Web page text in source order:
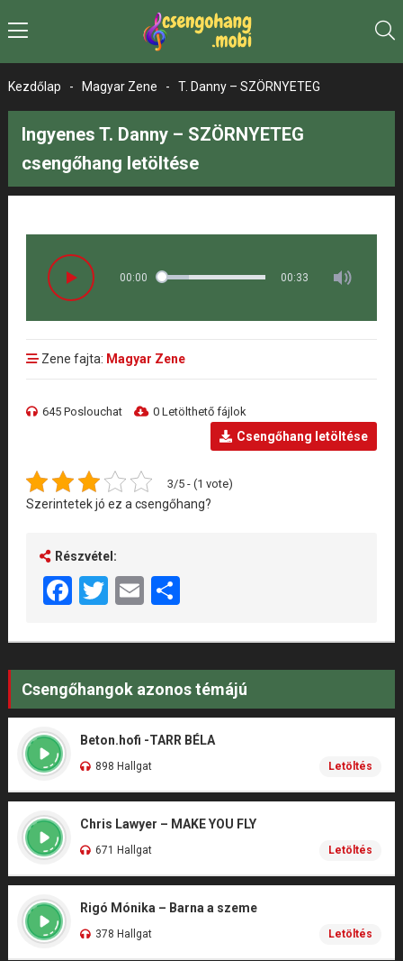
Kezdőlap - Magyar Zene - T. Danny – SZÖRNYETEG
Ingyenes T. Danny – SZÖRNYETEG
csengőhang letöltése
00:00 00:33
Zene fajta: Magyar Zene
645 Poslouchat 0 Letölthető fájlok
Csengőhang letöltése
3/5 - (1 vote)
Szerintetek jó ez a csengőhang?
Részvétel:
Facebook
Twitter
EmailShare
Csengőhangok azonos témájú
Beton.hofi -TARR BÉLA
898 Hallgat Letöltés
Chris Lawyer – MAKE YOU FLY
671 Hallgat Letöltés
Rigó Mónika – Barna a szeme
378 Hallgat Letöltés